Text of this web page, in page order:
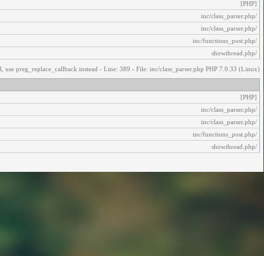
[PHP]
/inc/class_parser.php
/inc/class_parser.php
/inc/functions_post.php
/showthread.php
preg_replace_callback instead - Line: 389 - File: inc/class_parser.php PHP 7.0.33 (Linux)
[PHP]
/inc/class_parser.php
/inc/class_parser.php
/inc/functions_post.php
/showthread.php